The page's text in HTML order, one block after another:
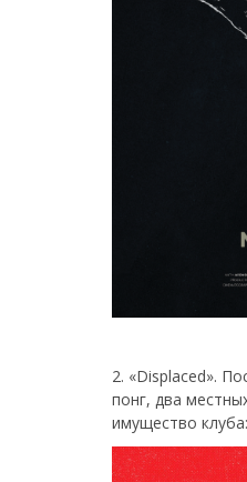
2. «Displaced».
понг, два
имущество